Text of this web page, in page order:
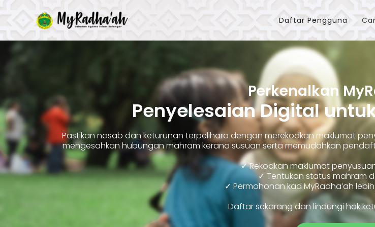
Skip
to
content
Daftar Pengguna
Perkenalkan
Penyelesaian Digital
Pastikan nasab dan keturunan terpelihara dengan merekodkan maklumat
mengesahkan hubungan mahram kerana susuan serta memudahkan
✓ Rekodkan maklumat
✓ Tentukan status mahram
✓ Permohonan kad MyRadha’ah
Daftar sekarang dan lindungi hak